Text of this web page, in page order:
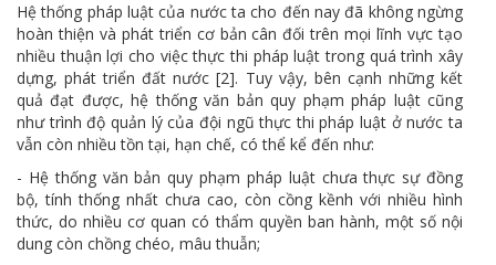
Hệ thống pháp luật của nước ta cho đến nay đã không ngừng
hoàn thiện và phát triển cơ bản cân đối trên mọi lĩnh vực tạo
nhiều thuận lợi cho việc thực thi pháp luật trong quá trình xây
dựng, phát triển đất nước [2]. Tuy vậy, bên cạnh những kết
quả đạt được, hệ thống văn bản quy phạm pháp luật cũng
như trình độ quản lý của đội ngũ thực thi pháp luật ở nước ta
vẫn còn nhiều tồn tại, hạn chế, có thể kể đến như:
- Hệ thống văn bản quy phạm pháp luật chưa thực sự đồng
bộ, tính thống nhất chưa cao, còn cồng kềnh với nhiều hình
thức, do nhiều cơ quan có thẩm quyền ban hành, một số nội
dung còn chồng chéo, mâu thuẫn;